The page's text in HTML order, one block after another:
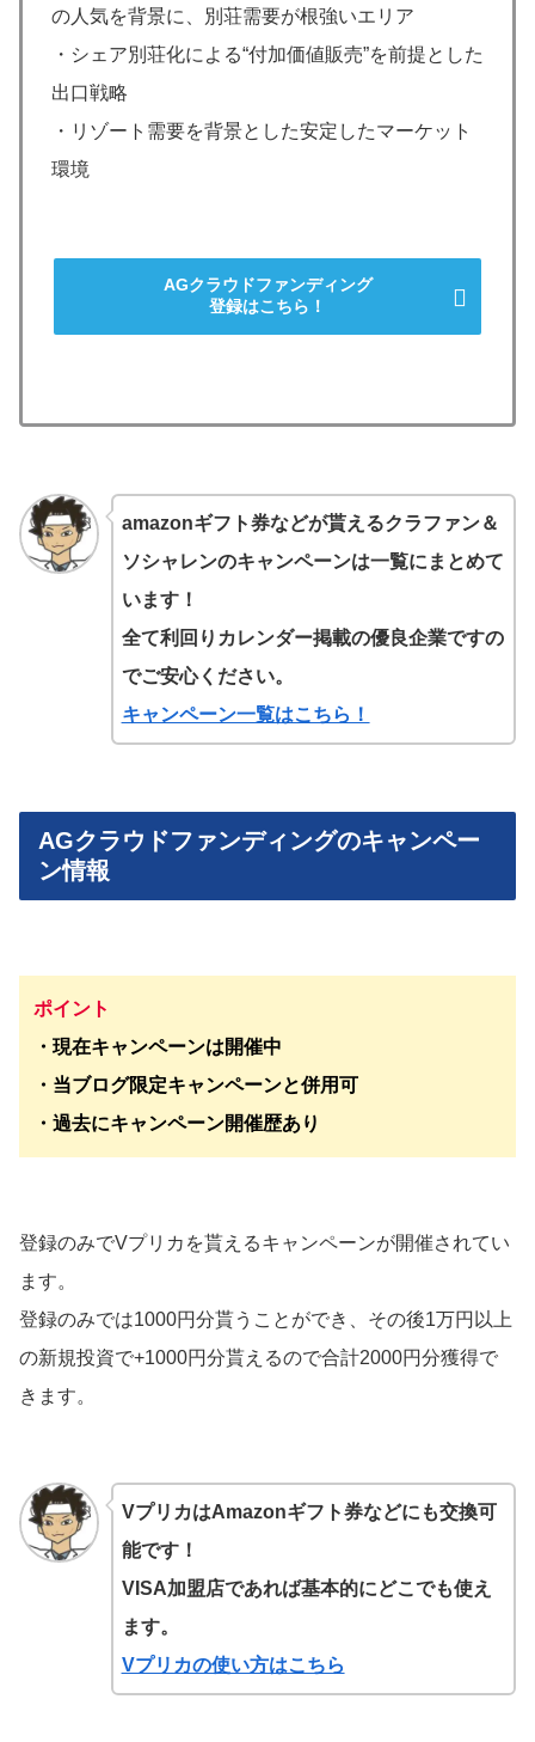
の人気を背景に、別荘需要が根強いエリア
・シェア別荘化による“付加価値販売”を前提とした
出口戦略
・リゾート需要を背景とした安定したマーケット
環境
AGクラウドファンディング
登録はこちら！
amazonギフト券などが貰えるクラファン＆
ソシャレンのキャンペーンは一覧にまとめて
います！
全て利回りカレンダー掲載の優良企業ですの
でご安心ください。
キャンペーン一覧はこちら！
AGクラウドファンディングのキャンペー
ン情報
ポイント
・現在キャンペーンは開催中
・当ブログ限定キャンペーンと併用可
・過去にキャンペーン開催歴あり
登録のみでVプリカを貰えるキャンペーンが開催されてい
ます。
登録のみでは1000円分貰うことができ、その後1万円以上
の新規投資で+1000円分貰えるので合計2000円分獲得で
きます。
VプリカはAmazonギフト券などにも交換可
能です！
VISA加盟店であれば基本的にどこでも使え
ます。
Vプリカの使い方はこちら